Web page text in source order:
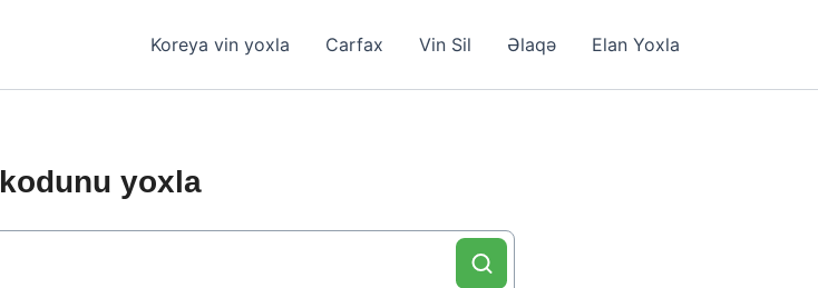
Koreya vin yoxla Carfax Vin Sil Əlaqə Elan Yoxla
kodunu yoxla